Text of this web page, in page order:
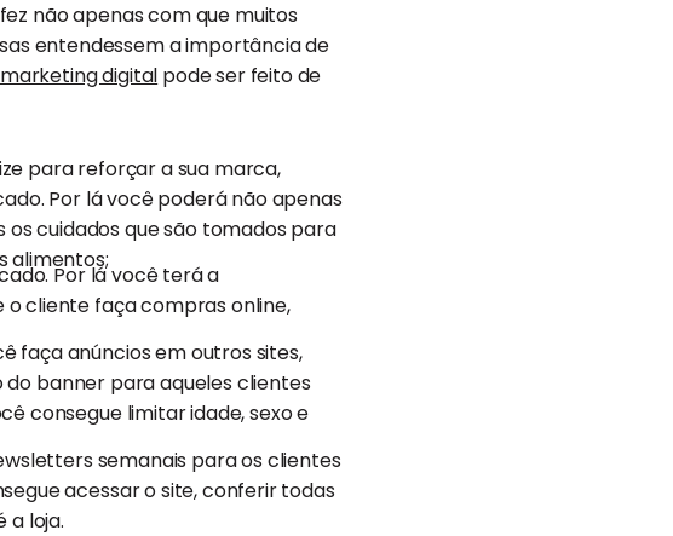
não apenas com que muitos
entendessem a importância de
marketing digital pode ser feito de
para reforçar a sua marca,
Por lá você poderá não apenas
cuidados que são tomados para
alimentos;
Por lá você terá a
cliente faça compras online,
faça anúncios em outros sites,
do banner para aqueles clientes
consegue limitar idade, sexo e
semanais para os clientes
acessar o site, conferir todas
a loja.